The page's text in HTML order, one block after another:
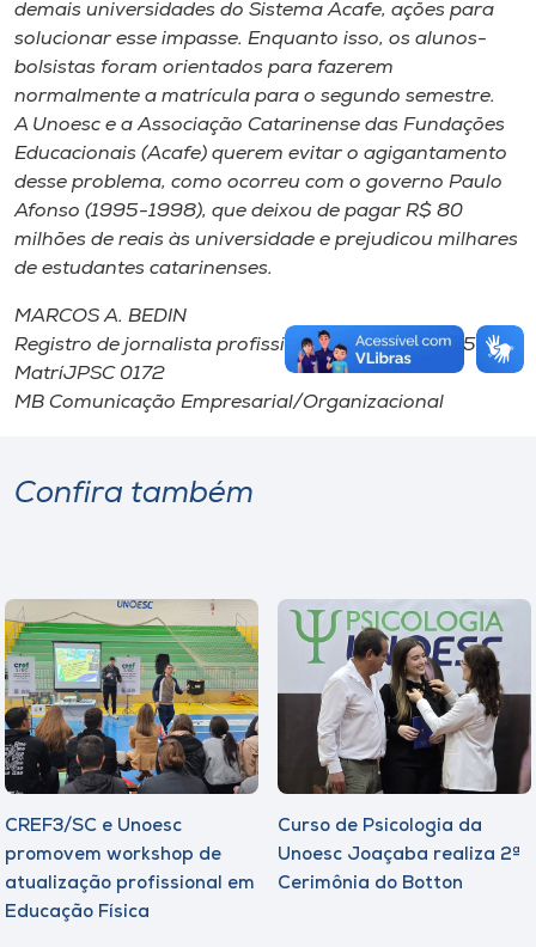
demais universidades do Sistema Acafe, ações para
solucionar esse impasse. Enquanto isso, os alunos-
bolsistas foram orientados para fazerem
normalmente a matrícula para o segundo semestre.
A Unoesc e a Associação Catarinense das Fundações
Educacionais (Acafe) querem evitar o agigantamento
desse problema, como ocorreu com o governo Paulo
Afonso (1995-1998), que deixou de pagar R$ 80
milhões de reais às universidade e prejudicou milhares
de estudantes catarinenses.
MARCOS A. BEDIN
Registro de jornalista profissional MTE SC-00085-JP
MatríJPSC 0172
MB Comunicação Empresarial/Organizacional
Confira também
CREF3/SC e Unoesc
promovem workshop de
atualização profissional em
Educação Física
Curso de Psicologia da
Unoesc Joaçaba realiza 2ª
Cerimônia do Botton